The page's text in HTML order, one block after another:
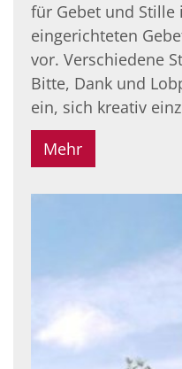
für Gebet und Stille
eingerichteten
vor. Verschiedene
Bitte, Dank und
ein, sich kreativ
Mehr